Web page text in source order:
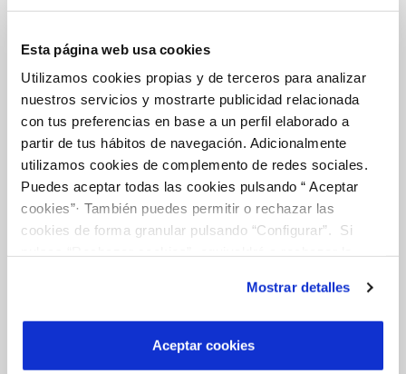
Esta página web usa cookies
Utilizamos cookies propias y de terceros para analizar
nuestros servicios y mostrarte publicidad relacionada
con tus preferencias en base a un perfil elaborado a
partir de tus hábitos de navegación. Adicionalmente
utilizamos cookies de complemento de redes sociales.
Puedes aceptar todas las cookies pulsando “ Aceptar
cookies”· También puedes permitir o rechazar las
cookies de forma granular pulsando “Configurar”. Si
son indispensables para que el sitio web funcione y que
por tanto no se pueden desactivar. Puedes consultar
más información en nuestraPolítica de Cookies
Mostrar detalles
Aceptar cookies
Tu Servicio
FACTURAS Y PRECIOS
ATENCIÓN AL CLIENTE
COMPROMISO DE SERVICIO
Tu Agua
NUESTRO PAPEL EN EL CICLO URBANO